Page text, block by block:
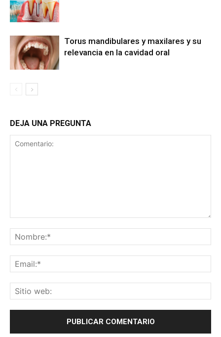
Torus mandibulares y maxilares y su
relevancia en la cavidad oral
DEJA UNA PREGUNTA